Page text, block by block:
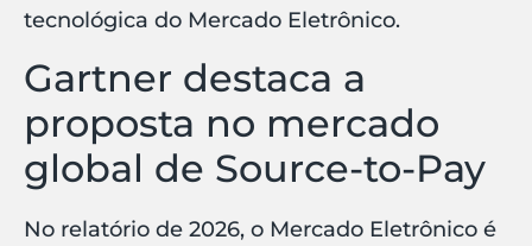
tecnológica do Mercado Eletrônico.
Gartner destaca a
proposta no mercado
global de Source-to-Pay
No relatório de 2026, o Mercado Eletrônico é